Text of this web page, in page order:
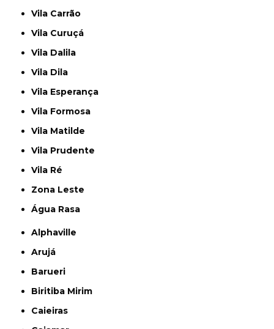
Vila Carrão
Vila Curuçá
Vila Dalila
Vila Dila
Vila Esperança
Vila Formosa
Vila Matilde
Vila Prudente
Vila Ré
Zona Leste
Água Rasa
Alphaville
Arujá
Barueri
Biritiba Mirim
Caieiras